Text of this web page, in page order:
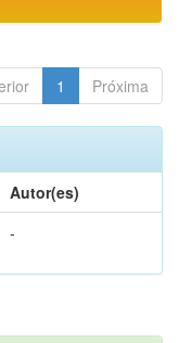
1 Próxima
Autor(es)
-